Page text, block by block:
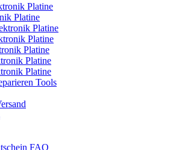
Platine
Platine
Platine
Platine
Platine
Platine
Platine
Tools
FAQ